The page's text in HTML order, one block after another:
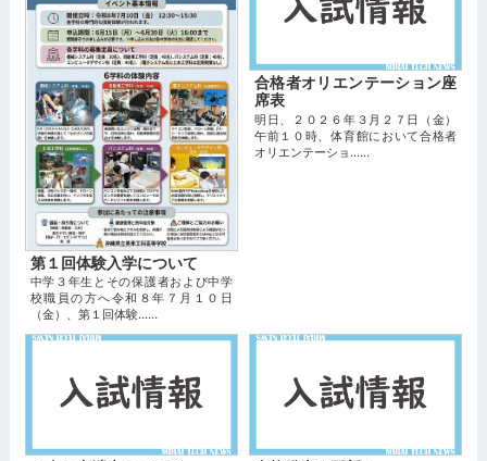
第１回体験入学について
中学３年生とその保護者および中学
校職員の方へ令和８年７月１０日
（金）、第１回体験...…
合格者オリエンテーション座
席表
明日、２０２６年３月２７日（金）
午前１０時、体育館において合格者
オリエンテーショ...…